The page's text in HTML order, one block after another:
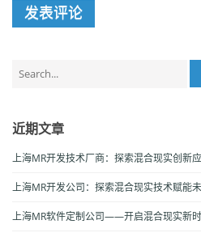
for:
近期文章
上海MR开发技术厂商：探索混合现实创新
上海MR开发公司：探索混合现实技术赋能
上海MR软件定制公司——开启混合现实新